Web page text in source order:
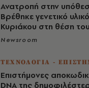
Ανατροπή στην
Βρέθηκε γενετικό
Κυριάκου στη θέση
Newsroom
ΤΕΧΝΟΛΟΓΙΑ -
Επιστήμονες
DNA της